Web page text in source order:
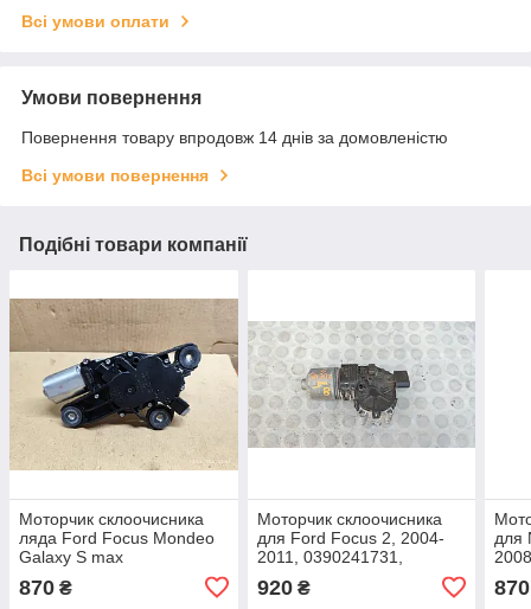
Всі умови оплати
Умови повернення
Повернення товару впродовж 14 днів за домовленістю
Всі умови повернення
Подібні товари компанії
Моторчик склоочисника
ляда Ford Focus Mondeo
Galaxy S max
870 ₴
Моторчик склоочисника
для Ford Focus 2, 2004-
2011, 0390241731,
920₴
для
870